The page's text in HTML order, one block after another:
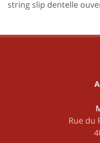
string slip dentelle
Rue du